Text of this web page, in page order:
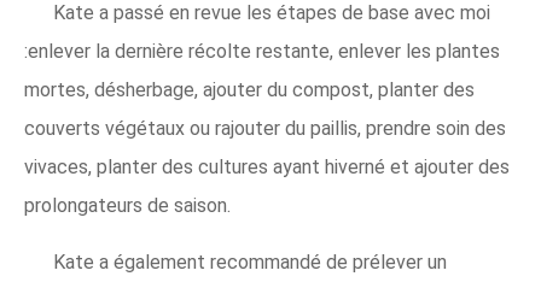
Kate a passé en revue les étapes de base avec moi
:enlever la dernière récolte restante, enlever les plantes
mortes, désherbage, ajouter du compost, planter des
couverts végétaux ou rajouter du paillis, prendre soin des
vivaces, planter des cultures ayant hiverné et ajouter des
prolongateurs de saison.
Kate a également recommandé de prélever un